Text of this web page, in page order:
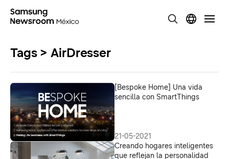
Tags > AirDresser
[Bespoke Home] Una vida
sencilla con SmartThings
21-05-2021
Creando hogares inteligentes
que reflejan la personalidad